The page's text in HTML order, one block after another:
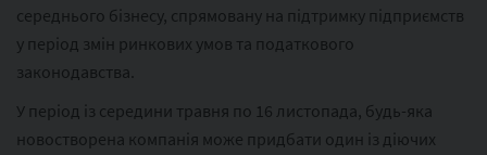
середнього бізнесу, спрямовану на підтримку підприємств
у період змін ринкових умов та податкового
законодавства.
У період із середини травня по 16 листопада, будь-яка
новостворена компанія може придбати один із діючих